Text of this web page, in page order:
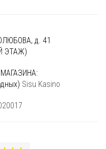
д. 41
ЭТАЖ)
Sisu Kasino